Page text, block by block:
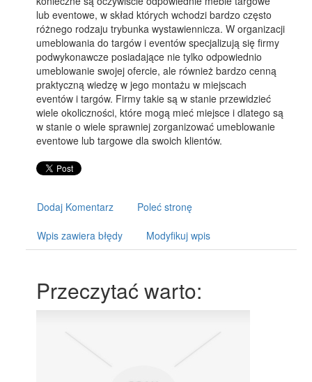
lub eventowe, w skład których wchodzi bardzo często
różnego rodzaju trybunka wystawiennicza. W organizacji
umeblowania do targów i eventów specjalizują się firmy
podwykonawcze posiadające nie tylko odpowiednio
umeblowanie swojej ofercie, ale również bardzo cenną
praktyczną wiedzę w jego montażu w miejscach
eventów i targów. Firmy takie są w stanie przewidzieć
wiele okoliczności, które mogą mieć miejsce i dlatego są
w stanie o wiele sprawniej zorganizować umeblowanie
eventowe lub targowe dla swoich klientów.
Dodaj Komentarz Poleć stronę
Wpis zawiera błędy Modyfikuj wpis
Przeczytać warto: